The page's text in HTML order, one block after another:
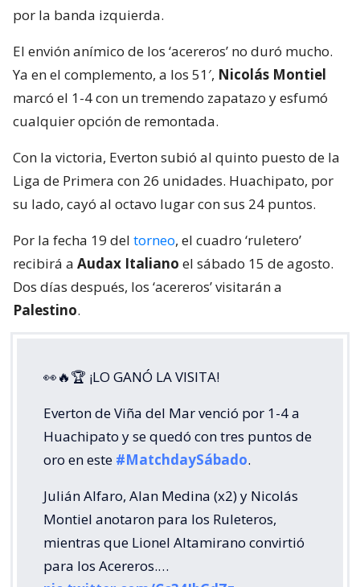
por la banda izquierda.
El envión anímico de los ‘acereros’ no duró mucho.
Ya en el complemento, a los 51′, Nicolás Montiel
marcó el 1-4 con un tremendo zapatazo y esfumó
cualquier opción de remontada.
Con la victoria, Everton subió al quinto puesto de la
Liga de Primera con 26 unidades. Huachipato, por
su lado, cayó al octavo lugar con sus 24 puntos.
Por la fecha 19 del torneo, el cuadro ‘ruletero’
recibirá a Audax Italiano el sábado 15 de agosto.
Dos días después, los ‘acereros’ visitarán a
Palestino.
👀🔥🏆 ¡LO GANÓ LA VISITA!
Everton de Viña del Mar venció por 1-4 a
Huachipato y se quedó con tres puntos de
oro en este #MatchdaySábado.
Julián Alfaro, Alan Medina (x2) y Nicolás
Montiel anotaron para los Ruleteros,
mientras que Lionel Altamirano convirtió
para los Acereros.…